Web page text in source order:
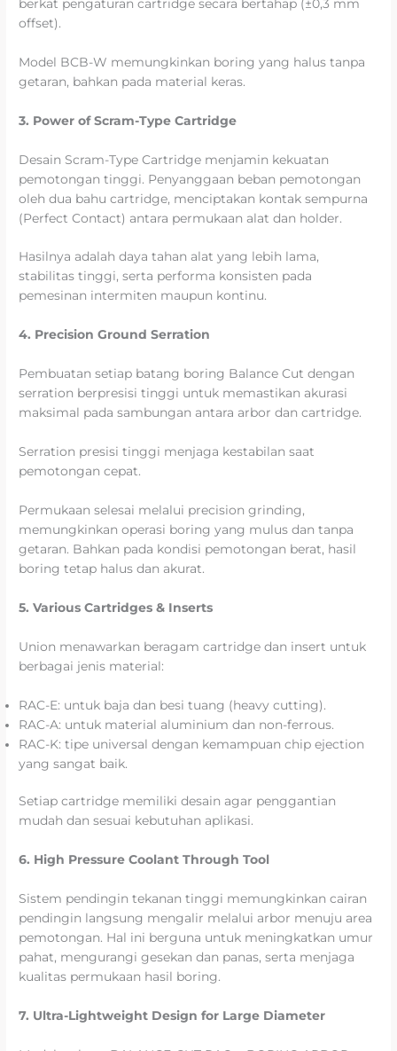
berkat pengaturan cartridge secara bertahap (±0,3 mm
offset).
Model BCB-W memungkinkan boring yang halus tanpa
getaran, bahkan pada material keras.
3. Power of Scram-Type Cartridge
Desain Scram-Type Cartridge menjamin kekuatan
pemotongan tinggi. Penyanggaan beban pemotongan
oleh dua bahu cartridge, menciptakan kontak sempurna
(Perfect Contact) antara permukaan alat dan holder.
Hasilnya adalah daya tahan alat yang lebih lama,
stabilitas tinggi, serta performa konsisten pada
pemesinan intermiten maupun kontinu.
4. Precision Ground Serration
Pembuatan setiap batang boring Balance Cut dengan
serration berpresisi tinggi untuk memastikan akurasi
maksimal pada sambungan antara arbor dan cartridge.
Serration presisi tinggi menjaga kestabilan saat
pemotongan cepat.
Permukaan selesai melalui precision grinding,
memungkinkan operasi boring yang mulus dan tanpa
getaran. Bahkan pada kondisi pemotongan berat, hasil
boring tetap halus dan akurat.
5. Various Cartridges & Inserts
Union menawarkan beragam cartridge dan insert untuk
berbagai jenis material:
RAC-E: untuk baja dan besi tuang (heavy cutting).
RAC-A: untuk material aluminium dan non-ferrous.
RAC-K: tipe universal dengan kemampuan chip ejection
yang sangat baik.
Setiap cartridge memiliki desain agar penggantian
mudah dan sesuai kebutuhan aplikasi.
6. High Pressure Coolant Through Tool
Sistem pendingin tekanan tinggi memungkinkan cairan
pendingin langsung mengalir melalui arbor menuju area
pemotongan. Hal ini berguna untuk meningkatkan umur
pahat, mengurangi gesekan dan panas, serta menjaga
kualitas permukaan hasil boring.
7. Ultra-Lightweight Design for Large Diameter